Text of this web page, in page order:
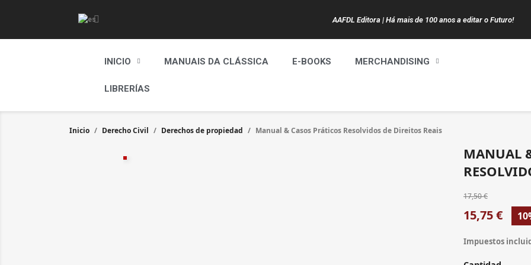
AAFDL Editora | Há mais de 100 anos a editar o Futuro!
INICIO MANUAIS DA CLÁSSICA E-BOOKS MERCHANDISING
LIBRERÍAS
Inicio Derecho Civil Derechos de propiedad Manual & Casos Práticos Resolvidos de Direitos Reais
MANUAL
17,50 €
15,75 €
Impuestos